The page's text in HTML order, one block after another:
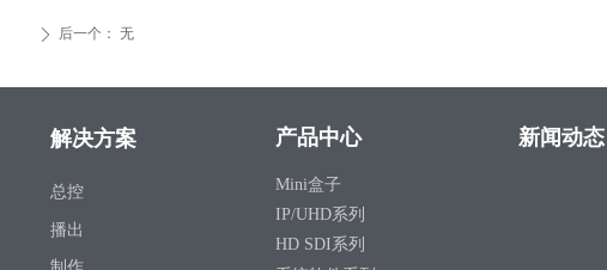
ꄲ 后一个： 无
产品中心
Mini盒子
IP/UHD系列
HD SDI系列
解决方案
总控
播出
新闻动态